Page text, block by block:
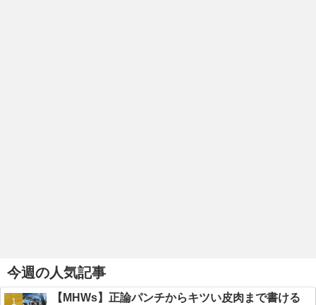
今週の人気記事
【MHWs】正論パンチからキツい皮肉まで書ける